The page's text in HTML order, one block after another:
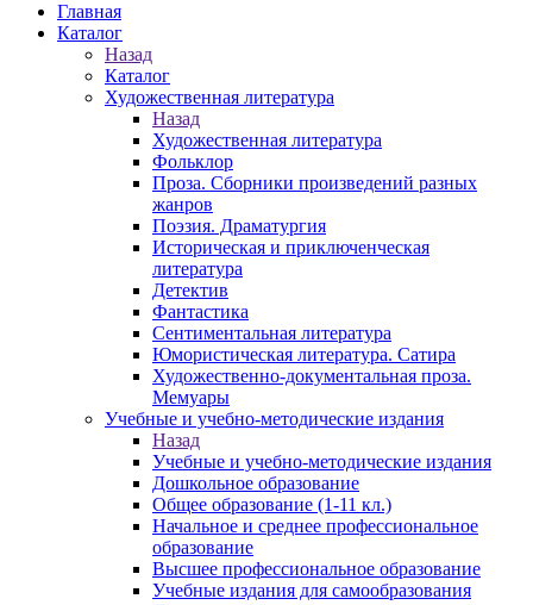
Главная
Каталог
Назад
Каталог
Художественная литература
Назад
Художественная литература
Фольклор
Проза. Сборники произведений разных
жанров
Поэзия. Драматургия
Историческая и приключенческая
литература
Детектив
Фантастика
Сентиментальная литература
Юмористическая литература. Сатира
Художественно-документальная проза.
Мемуары
Учебные и учебно-методические издания
Назад
Учебные и учебно-методические издания
Дошкольное образование
Общее образование (1-11 кл.)
Начальное и среднее профессиональное
образование
Высшее профессиональное образование
Учебные издания для самообразования